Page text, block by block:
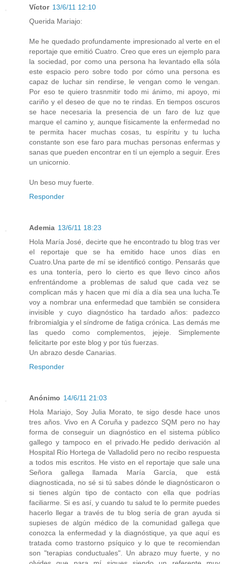
Víctor 13/6/11 12:10
Querida Mariajo:
Me he quedado profundamente impresionado al verte en el
reportaje que emitió Cuatro. Creo que eres un ejemplo para
la sociedad, por como una persona ha levantado ella sóla
este espacio pero sobre todo por cómo una persona es
capaz de luchar sin rendirse, le vengan como le vengan.
Por eso te quiero trasnmitir todo mi ánimo, mi apoyo, mi
cariño y el deseo de que no te rindas. En tiempos oscuros
se hace necesaria la presencia de un faro de luz que
marque el camino y, aunque físicamente la enfermedad no
te permita hacer muchas cosas, tu espíritu y tu lucha
constante son ese faro para muchas personas enfermas y
sanas que pueden encontrar en tí un ejemplo a seguir. Eres
un unicornio.
Un beso muy fuerte.
Responder
Ademia 13/6/11 18:23
Hola María José, decirte que he encontrado tu blog tras ver
el reportaje que se ha emitido hace unos días en
Cuatro.Una parte de mí se identificó contigo. Pensarás que
es una tontería, pero lo cierto es que llevo cinco años
enfrentándome a problemas de salud que cada vez se
complican más y hacen que mi día a día sea una lucha.Te
voy a nombrar una enfermedad que también se considera
invisible y cuyo diagnóstico ha tardado años: padezco
fribromialgia y el síndrome de fatiga crónica. Las demás me
las quedo como complementos, jejeje. Simplemente
felicitarte por este blog y por tús fuerzas.
Un abrazo desde Canarias.
Responder
Anónimo 14/6/11 21:03
Hola Mariajo, Soy Julia Morato, te sigo desde hace unos
tres años. Vivo en A Coruña y padezco SQM pero no hay
forma de conseguir un diagnóstico en el sistema público
gallego y tampoco en el privado.He pedido derivación al
Hospital Río Hortega de Valladolid pero no recibo respuesta
a todos mis escritos. He visto en el reportaje que sale una
Señora gallega llamada María García, que está
diagnosticada, no sé si tú sabes dónde le diagnósticaron o
si tienes algún tipo de contacto con ella que podrías
faciliarme. Si es así, y cuando tu salud te lo permite puedes
hacerlo llegar a través de tu blog sería de gran ayuda si
supieses de algún médico de la comunidad gallega que
conozca la enfermedad y la diagnóstique, ya que aquí es
tratada como trastorno psíquico y lo que te recomiendan
son "terapias conductuales". Un abrazo muy fuerte, y no